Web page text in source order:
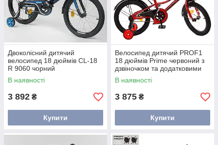
Двоколісний дитячий
велосипед 18 дюймів CL-18
R 9060 чорний
В наявності
3 892 ₴
Купити
Велосипед дитячий PROF1
18 дюймів Prime червоний з
дзвіночком та додатковими
колесами
В наявності
3 875 ₴
Купити